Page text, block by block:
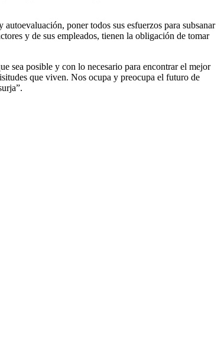
poner todos sus esfuerzos para subsanar
y de sus empleados, tienen la obligación de tomar
sea posible y con lo necesario para encontrar el mejor
que viven. Nos ocupa y preocupa el futuro de